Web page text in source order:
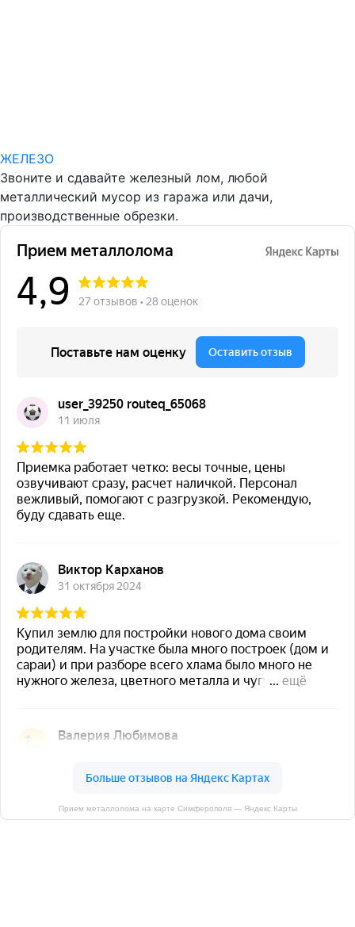
ЖЕЛЕЗО
Звоните и сдавайте железный лом, любой
металлический мусор из гаража или дачи,
производственные обрезки.
Прием металлолома на карте Симферополя — Яндекс Карты